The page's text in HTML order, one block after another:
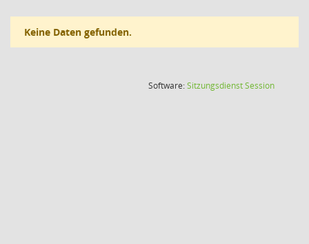
Keine Daten gefunden.
Software:SitzungsdienstSession(Wird in